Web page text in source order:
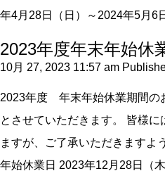
年4月28日（日）～2024年5月6
2023年度年末年始休
10月 27, 2023 11:57 am
2023年度 年末年始休業期間の
とさせていただきます。 皆様
ますが、ご了承いただきますよ
年始休業日 2023年12月28日（